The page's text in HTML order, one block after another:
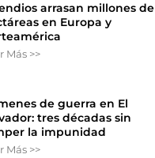
arrasan millones de
en Europa y
Más >>
de guerra en El
tres décadas sin
la impunidad
Más >>